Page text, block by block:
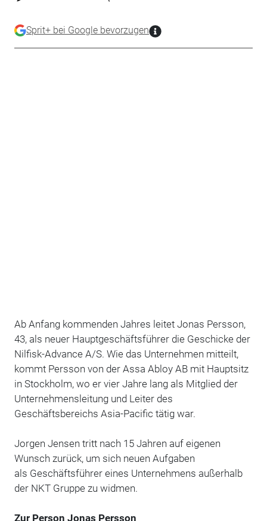
Sprit+ bei Google bevorzugen
Ab Anfang kommenden Jahres leitet Jonas Persson,
43, als neuer Hauptgeschäftsführer die Geschicke der
Nilfisk-Advance A/S. Wie das Unternehmen mitteilt,
kommt Persson von der Assa Abloy AB mit Hauptsitz
in Stockholm, wo er vier Jahre lang als Mitglied der
Unternehmensleitung und Leiter des
Geschäftsbereichs Asia-Pacific tätig war.
Jorgen Jensen tritt nach 15 Jahren auf eigenen
Wunsch zurück, um sich neuen Aufgaben
als Geschäftsführer eines Unternehmens außerhalb
der NKT Gruppe zu widmen.
Zur Person Jonas Persson